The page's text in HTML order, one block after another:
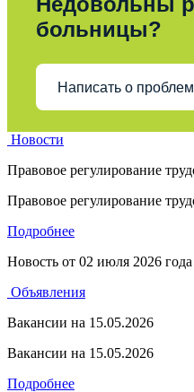
больницы?
Написать о
Новости
Правовое регулирование
Правовое регулирование
Подробнее
Новость от 02 июля 2026 года
Объявления
Вакансии на 15.05.2026
Вакансии на 15.05.2026
Подробнее